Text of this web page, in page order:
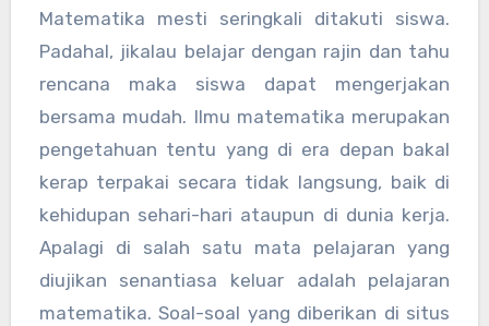
Matematika mesti seringkali ditakuti siswa.
Padahal, jikalau belajar dengan rajin dan tahu
rencana maka siswa dapat mengerjakan
bersama mudah. Ilmu matematika merupakan
pengetahuan tentu yang di era depan bakal
kerap terpakai secara tidak langsung, baik di
kehidupan sehari-hari ataupun di dunia kerja.
Apalagi di salah satu mata pelajaran yang
diujikan senantiasa keluar adalah pelajaran
matematika. Soal-soal yang diberikan di situs